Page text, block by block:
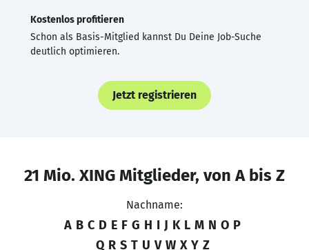
Kostenlos profitieren
Schon als Basis-Mitglied kannst Du Deine Job-Suche
deutlich optimieren.
Jetzt registrieren
21 Mio. XING Mitglieder, von A bis Z
Nachname:
A B C D E F G H I J K L M N O P
Q R S T U V W X Y Z